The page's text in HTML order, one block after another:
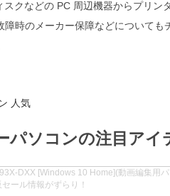
クなどの PC 周辺機器からプリ
障時のメーカー保障などについて
人気
パソコンの注目アイ
DXX [Windows 10 Home](動画編集用
ール情報がずらり！